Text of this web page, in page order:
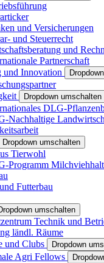
und Versicherungen
und Steuerrecht
und
Partnerschaft
und Innovation
Dropdown umschalten
DLG-
Nachhaltige
Dropdown umschalten
Tierwohl
Programm
Futterbau
umschalten
Technik und
ländl. Räume
und Clubs
Dropdown
Agri Fellows